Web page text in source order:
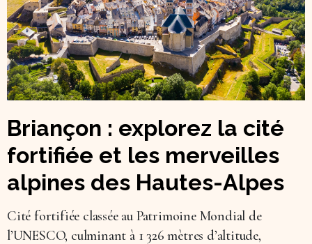
Briançon : explorez la cité
fortifiée et les merveilles
alpines des Hautes-Alpes
Cité fortifiée classée au Patrimoine Mondial de
l’UNESCO, culminant à 1 326 mètres d’altitude,